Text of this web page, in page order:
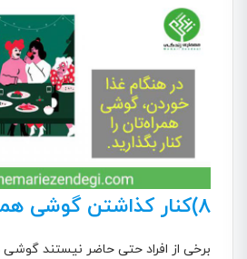
8)کنار کذاشتن گوشی همراه
برخی از افراد حتی حاضر نیستند گوشی